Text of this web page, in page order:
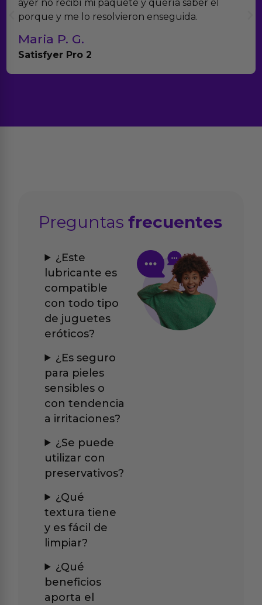
saber el
muchísimos productos y
con el seguimiento del
Preguntasfrecuentes
¿Este
lubricante es
compatible
con todo tipo
de juguetes
eróticos?
¿Es seguro
para pieles
sensibles o
con tendencia
a irritaciones?
¿Se puede
utilizar con
preservativos?
¿Qué
textura tiene
y es fácil de
limpiar?
¿Qué
beneficios
aporta el